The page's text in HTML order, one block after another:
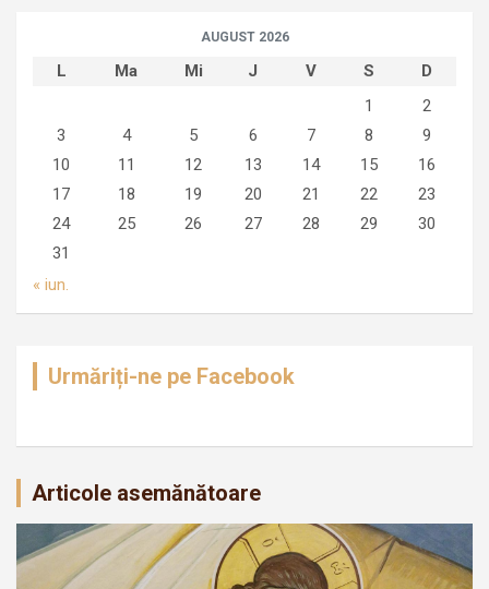
AUGUST 2026
L Ma Mi J V S
D
1
2
3
4 5 6 7 8
9
10
11 12 13 14 15
16
17
18 19 20 21 22
23
24
25 26 27 28 29
30
31
« iun.
Urmăriți-ne pe Facebook
Articole asemănătoare